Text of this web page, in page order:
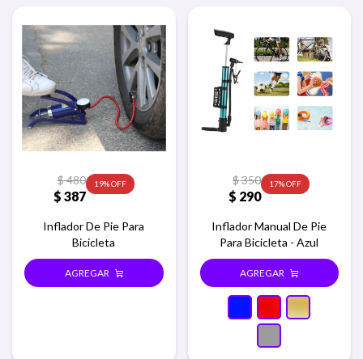
$ 387
$480 19
Inflador De Pie Para
Bicicleta
$ 290
$350 17
Inflador Manual De Pie
Para Bicicleta - Azul